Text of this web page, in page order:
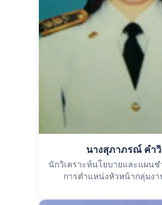
นางสุภาภรณ์ คำวิ
นักวิเคราะห์นโยบายและแผน
การตำแหน่งหัวหน้ากลุ่มง